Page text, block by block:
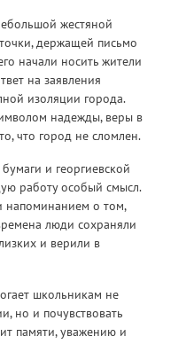
жестяной
держащей письмо
начали носить жители
на заявления
изоляции города.
надежды, веры в
что город не сломлен.
и георгиевской
работу особый смысл.
напоминанием о том,
люди сохраняли
и верили в
школьникам не
но и почувствовать
памяти, уважению и